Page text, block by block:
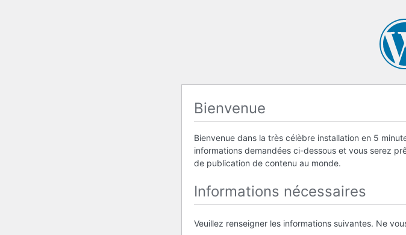
Bienvenue
Bienvenue dans la très célèbre installation en 5
informations demandées ci-dessous et vous serez
de publication de contenu au monde.
Informations nécessaires
Veuillez renseigner les informations suivantes. Ne